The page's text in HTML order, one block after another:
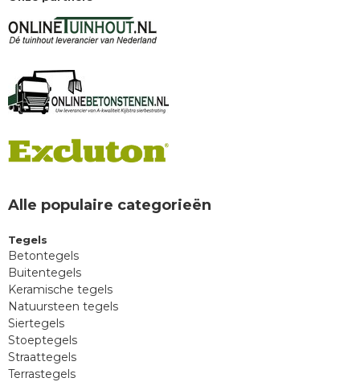
Alle populaire categorieën
Tegels
Betontegels
Buitentegels
Keramische tegels
Natuursteen tegels
Siertegels
Stoeptegels
Straattegels
Terrastegels